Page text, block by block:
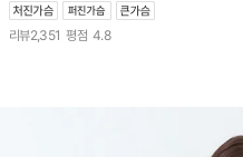
리뷰2,351 평점 4.8